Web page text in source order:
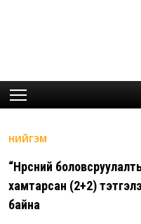
НИЙГЭМ
“Нүүрсний
хамтарсан (2+2)
байна